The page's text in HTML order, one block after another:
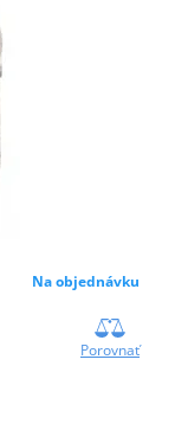
Na objednávku
Porovnať